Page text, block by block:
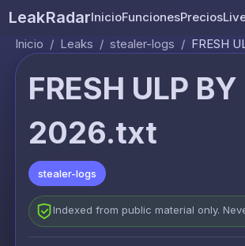
LeakRadarInicioFuncionesPrecios
Inicio / Leaks / stealer-logs / FRESH
FRESH ULP
2026.txt
stealer-logs
Indexed from public material only.